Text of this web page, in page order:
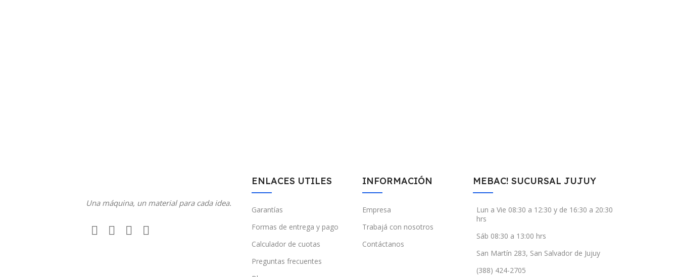
Una máquina, un material para cada idea.
ENLACES UTILES
Garantías
Formas de entrega y pago
Calculador de cuotas
Preguntas frecuentes
INFORMACIÓN
Empresa
Trabajá con nosotros
Contáctanos
MEBAC! SUCURSAL JUJUY
Lun a Vie 08:30 a 12:30 y de 16:30 a 20:30
hrs
Sáb 08:30 a 13:00 hrs
San Martín 283, San Salvador de Jujuy
(388) 424-2705